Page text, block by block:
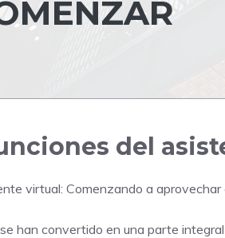
del
virtual: Comenzando a
han convertido en una parte